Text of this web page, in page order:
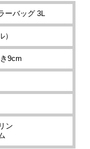
ーバッグ 3L
9cm
ン